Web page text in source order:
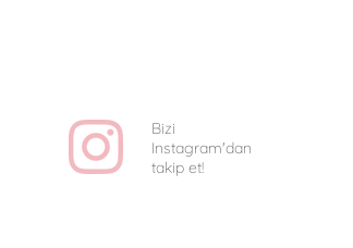
Bizi
Instagram'dan
takip et!